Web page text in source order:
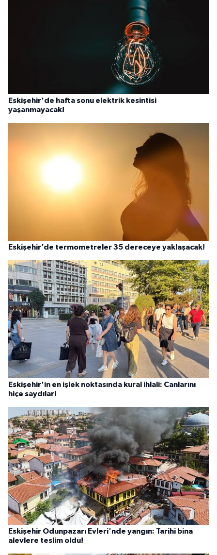
Eskişehir'de hafta sonu elektrik kesintisi
yaşanmayacak!
Eskişehir’de termometreler 35 dereceye yaklaşacak!
Eskişehir'in en işlek noktasında kural ihlali: Canlarını
hiçe saydılar!
Eskişehir Odunpazarı Evleri'nde yangın: Tarihi bina
alevlere teslim oldu!